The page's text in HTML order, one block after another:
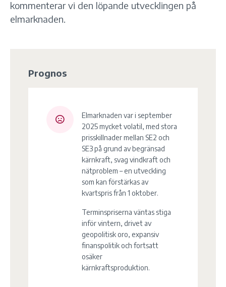
kommenterar vi den löpande utvecklingen på
elmarknaden.
Prognos
Elmarknaden var i september
2025 mycket volatil, med stora
prisskillnader mellan SE2 och
SE3 på grund av begränsad
kärnkraft, svag vindkraft och
nätproblem – en utveckling
som kan förstärkas av
kvartspris från 1 oktober.
Terminspriserna väntas stiga
inför vintern, drivet av
geopolitisk oro, expansiv
finanspolitik och fortsatt
osäker
kärnkraftsproduktion.